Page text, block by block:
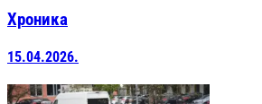
Хроника
15.04.2026.